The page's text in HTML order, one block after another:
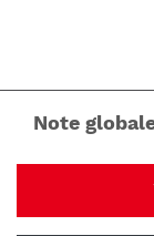
Note